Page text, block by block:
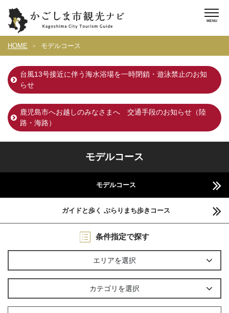
HOME モデルコース
台風13号接近に伴う海水浴場を一時閉鎖・遊泳禁止のお知
らせ
鹿児島市へお越しのみなさまへ 交通手段のお知らせ（陸
路・海路）
モデルコース
モデルコース
ガイドと歩く ぶらりまち歩きコース
条件指定で探す
エリアを選択
カテゴリを選択